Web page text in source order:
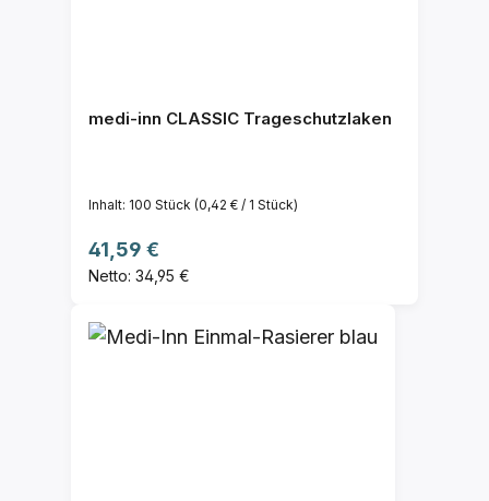
medi-inn CLASSIC Trageschutzlaken
Inhalt: 100 Stück (0,42 € / 1 Stück)
Regulärer Preis:
41,59 €
Netto: 34,95 €